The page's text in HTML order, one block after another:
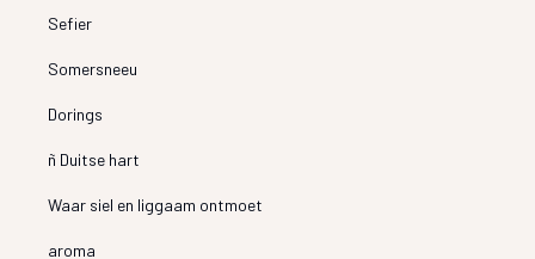
Sefier
Somersneeu
Dorings
ñ Duitse hart
Waar siel en liggaam ontmoet
aroma